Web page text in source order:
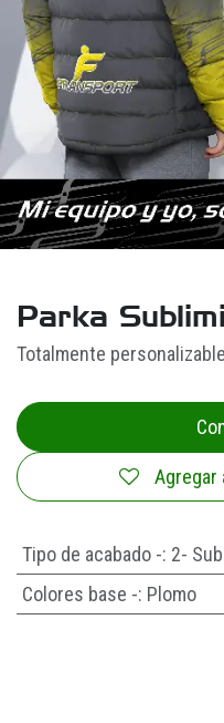
Parka
Totalmente personalizable
Agregar
Tipo de acabado -: 2-
Colores base -: Plomo